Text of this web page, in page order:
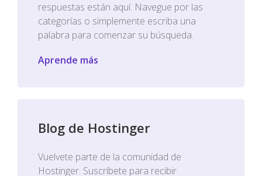
respuestas están aquí. Navegue por las
categorías o simplemente escriba una
palabra para comenzar su búsqueda.
Aprende más
Blog de Hostinger
Vuelvete parte de la comunidad de
Hostinger. Suscríbete para recibir